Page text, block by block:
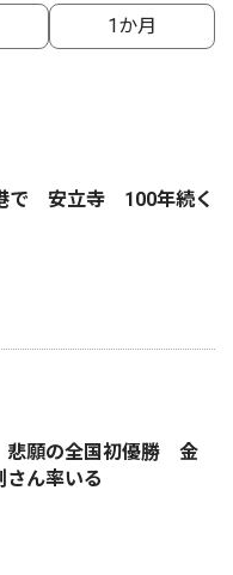
1か月
で 安立寺 100年続く
願の全国初優勝 金
ん率いる